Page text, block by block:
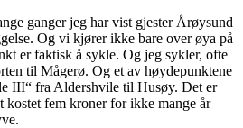
ganger jeg har vist gjester Årøysund
Og vi kjører ikke bare over øya på
er faktisk å sykle. Og jeg sykler, ofte
til Mågerø. Og et av høydepunktene
III“ fra Aldershvile til Husøy. Det er
kostet fem kroner for ikke mange år